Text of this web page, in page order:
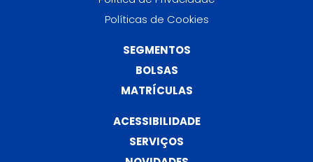
Políticas de Cookies
SEGMENTOS
BOLSAS
MATRÍCULAS
ACESSIBILIDADE
SERVIÇOS